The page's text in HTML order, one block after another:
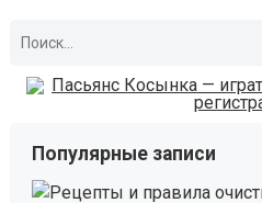
Популярные записи